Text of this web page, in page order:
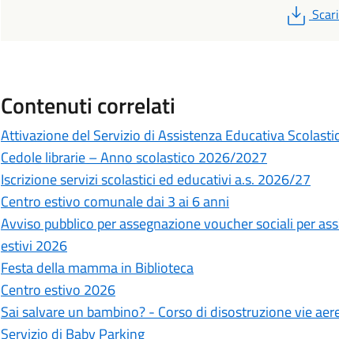
PDF
Contenuti correlati
Attivazione del Servizio di Assistenza Educativa
Cedole librarie – Anno scolastico 2026/2027
Iscrizione servizi scolastici ed educativi a.s. 2026/27
Centro estivo comunale dai 3 ai 6 anni
Avviso pubblico per assegnazione voucher sociali per
estivi 2026
Festa della mamma in Biblioteca
Centro estivo 2026
Sai salvare un bambino? - Corso di disostruzione vie
Servizio di Baby Parking